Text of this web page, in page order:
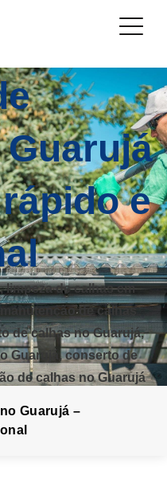
e
limpeza de calhas em
de calhas
de calhas no Guarujá,
Guarujá, conserto de
de calhas no Guarujá
Guarujá –